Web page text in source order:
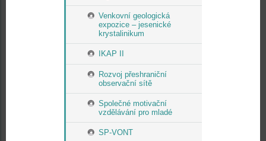
Venkovní geologická
expozice – jesenické
krystalinikum
IKAP II
Rozvoj přeshraniční
observační sítě
Společné motivační
vzdělávání pro mladé
SP-VONT